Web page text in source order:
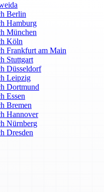
Berlin
Hamburg
München
Köln
Frankfurt am Main
Stuttgart
Düsseldorf
Leipzig
Dortmund
Essen
Bremen
Hannover
Nürnberg
Dresden